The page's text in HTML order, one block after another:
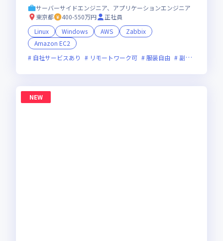
サーバーサイドエンジニア、アプリケーションエンジニア
東京都
400-550万円
正社員
Linux
Windows AWS
Zabbix
Amazon EC2
自社サービスあり
リモートワーク可 服装自由 副業可
NEW